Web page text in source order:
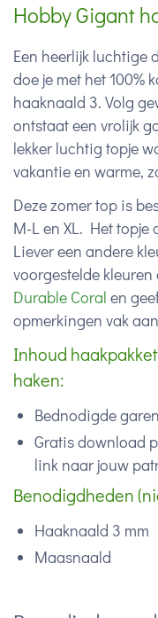
Hobby Gigant
Een heerlijk luchtige
doe je met het 100%
haaknaald 3. Volg
ontstaat een vrolijk
lekker luchtig topje
vakantie en warme,
Deze zomer top is
M-L en XL. Het topje
Liever een andere
voorgestelde
Durable Coral en
opmerkingen vak
Inhoud
haken:
Bednodigde
Gratis download
link naar jouw
Benodigdheden
Haaknaald 3 mm
Maasnaald